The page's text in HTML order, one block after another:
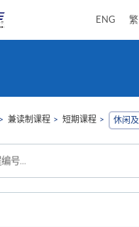
ENG 繁
兼读制课程 短期课程 休闲
号...